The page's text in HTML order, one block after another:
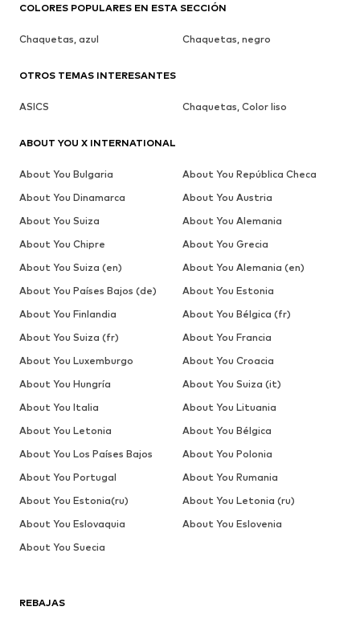
REBAJAS
COLORES POPULARES EN ESTA SECCIÓN
Chaquetas, azul Chaquetas, negro
OTROS TEMAS INTERESANTES
ASICS Chaquetas, Color liso
ABOUT YOU X INTERNATIONAL
About You Bulgaria
About You República Checa
About You Dinamarca
About You Austria
About You Suiza
About You Alemania
About You Chipre
About You Grecia
About You Suiza (en)
About You Alemania (en)
About You Países Bajos (de)
About You Estonia
About You Finlandia
About You Bélgica (fr)
About You Suiza (fr)
About You Francia
About You Luxemburgo
About You Croacia
About You Hungría
About You Suiza (it)
About You Italia
About You Lituania
About You Letonia
About You Bélgica
About You Los Países Bajos
About You Polonia
About You Portugal
About You Rumania
About You Estonia(ru)
About You Letonia (ru)
About You Eslovaquia
About You Eslovenia
About You Suecia